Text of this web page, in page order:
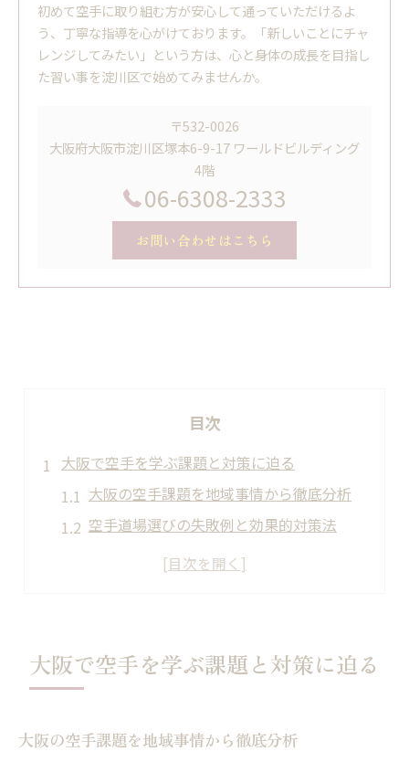
初めて空手に取り組む方が安心して通っていただけるよ
う、丁寧な指導を心がけております。「新しいことにチャ
レンジしてみたい」という方は、心と身体の成長を目指し
た習い事を淀川区で始めてみませんか。
〒532-0026
大阪府大阪市淀川区塚本6-9-17 ワールドビルディング
4階
06-6308-2333
お問い合わせはこちら
目次
大阪で空手を学ぶ課題と対策に迫る
大阪の空手課題を地域事情から徹底分析
空手道場選びの失敗例と効果的対策法
空手初心者が直面しやすい大阪の悩み
淀川区で空手を始める魅力とは
空手上達に最適な環境が整う地区の特徴
大阪で空手を学ぶ課題と対策に迫る
大阪の空手課題を地域事情から徹底分析